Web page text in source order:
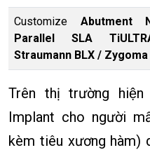
Customize Abutment
Parallel SLA
Straumann BLX / Zygoma
Trên thị trường
Implant cho người
kèm tiêu xương hàm)